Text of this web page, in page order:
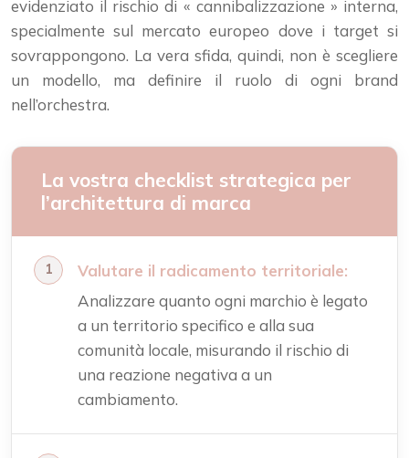
evidenziato il rischio di « cannibalizzazione » interna,
specialmente sul mercato europeo dove i target si
sovrappongono. La vera sfida, quindi, non è scegliere
un modello, ma definire il ruolo di ogni brand
nell’orchestra.
La vostra checklist strategica per
l’architettura di marca
Valutare il radicamento territoriale:
Analizzare quanto ogni marchio è legato
a un territorio specifico e alla sua
comunità locale, misurando il rischio di
una reazione negativa a un
cambiamento.